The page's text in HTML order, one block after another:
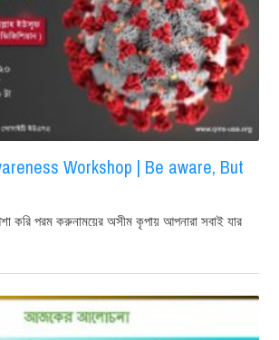
Workshop | Be aware, But
পরম করুনাময়ের অসীম কৃপায় আপনারা সবাই যার